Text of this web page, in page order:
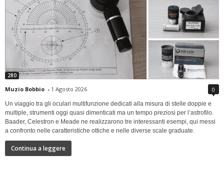
280
Muzio Bobbio - 1 Agosto 2026 0
Un viaggio tra gli oculari multifunzione dedicati alla misura di stelle doppie e
multiple, strumenti oggi quasi dimenticati ma un tempo preziosi per l’astrofilo.
Baader, Celestron e Meade ne realizzarono tre interessanti esempi, qui messi
a confronto nelle caratteristiche ottiche e nelle diverse scale graduate.
Continua a leggere